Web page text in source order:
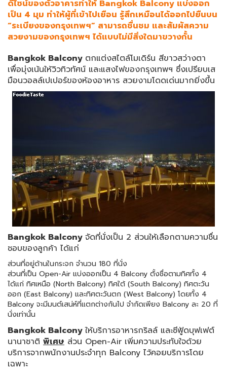
ดีไซน์ของตัวอาคารทำให้ Bangkok Balcony แบ่งออก
เป็น 4 มุม ทำให้ผู้ที่เข้าไปเยือน รู้สึกเหมือนได้ออกไปยืนบน
“ระเบียงของกรุงเทพฯ” สามารถชื่นชม และสัมผัสความ
สวยงามของกรุงเทพฯ ได้แบบไม่มีสิ่งใดมาขวางกั้น
Bangkok Balcony ตกแต่งสไตล์โมเดิร์น สีขาวสว่างตา
เพื่อมุ่งเน้นให้วิวทิวทัศน์ และแสงไฟของกรุงเทพฯ ซึ่งเปรียบเส
มือนวอลล์เปเปอร์ของห้องอาหาร สวยงามโดดเด่นมากยิ่งขึ้น
Bangkok Balcony จัดที่นั่งเป็น 2 ส่วนให้เลือกตามความชื่น
ชอบของลูกค้า ได้แก่
ส่วนที่อยู่ด้านในกระจก จำนวน 180 ที่นั่ง
ส่วนที่เป็น Open-Air แบ่งออกเป็น 4 Balcony ตั้งชื่อตามทิศทั้ง 4
ได้แก่ ทิศเหนือ (North Balcony) ทิศใต้ (South Balcony) ทิศตะวัน
ออก (East Balcony) และทิศตะวันตก (West Balcony) โดยทั้ง 4
Balcony จะมีมนต์เสน่ห์ที่แตกต่างกันไป จำกัดเพียง Balcony ละ 20 ที่
นั่งเท่านั้น
Bangkok Balconyให้บริการอาหารกริลล์ และซีฟู้ดบุฟเฟต์
นานาชาติ พิเศษ ส่วน Open-Air เพิ่มความประทับใจด้วย
บริการจากพนักงานประจำทุก Balcony ไว้คอยบริการโดย
เฉพาะ